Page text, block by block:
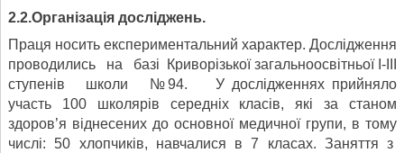
2.2.Організація досліджень.
Праця носить експериментальний характер. Дослідження
проводились на базі Криворізької загальноосвітньої І-ІІІ
ступенів школи №94. У дослідженнях прийняло
участь 100 школярів середніх класів, які за станом
здоров’я віднесених до основної медичної групи, в тому
числі: 50 хлопчиків, навчалися в 7 класах. Заняття з